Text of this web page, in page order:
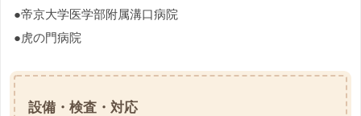
●帝京大学医学部附属溝口病院
●虎の門病院
設備・検査・対応